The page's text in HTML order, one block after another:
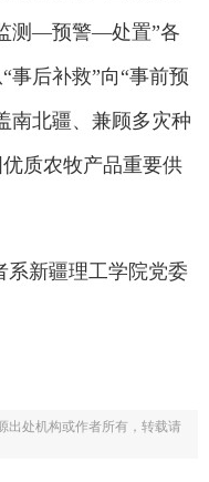
测—预警—处置”各
事后补救”向“事前预
南北疆、兼顾多灾种
质农牧产品重要供
系新疆理工学院党委
出处机构或作者所有，转载请